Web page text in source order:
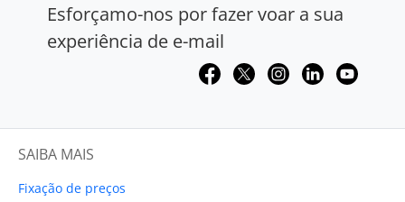
Esforçamo-nos por fazer voar a sua
experiência de e-mail
SAIBA MAIS
Fixação de preços